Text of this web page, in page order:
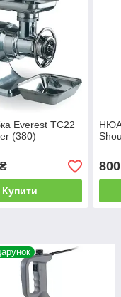
Everest TC22
(380)
Купити
800